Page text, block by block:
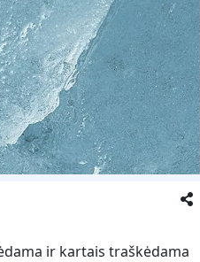
ir kartais traškėdama